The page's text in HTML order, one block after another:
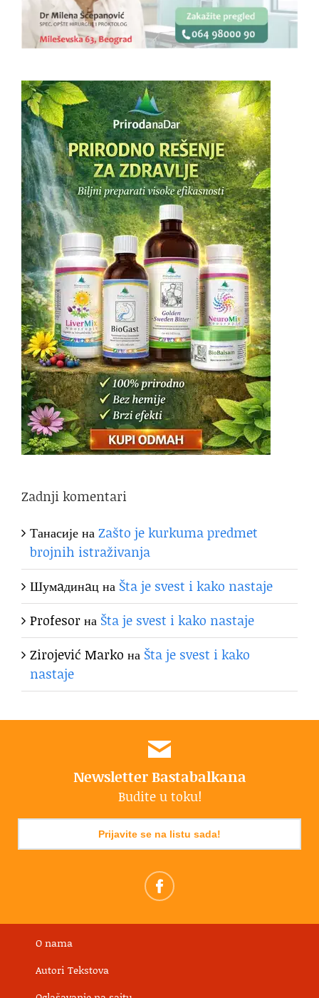
Zadnji komentari
ТанасијенаZašto je kurkuma predmet
brojnih istraživanja
Шумaдинaцна Šta je svest i kako nastaje
Profesorна Šta je svest i kako nastaje
Zirojević Marko на Šta je svest i kako
nastaje
Newsletter Bastabalkana
Budite u toku!
Prijavite se na listu sada!
O nama
Autori Tekstova